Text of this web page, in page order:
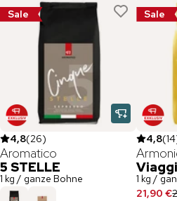
Sale
4,8(26)
Aromatico
5 STELLE
1 kg / ganze Bohne
Sale
4,8(14
1 kg /
21,90 €